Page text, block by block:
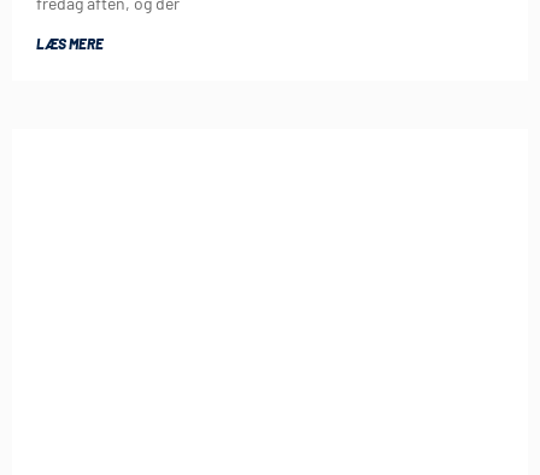
LÆS MERE